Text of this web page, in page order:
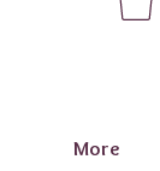
More